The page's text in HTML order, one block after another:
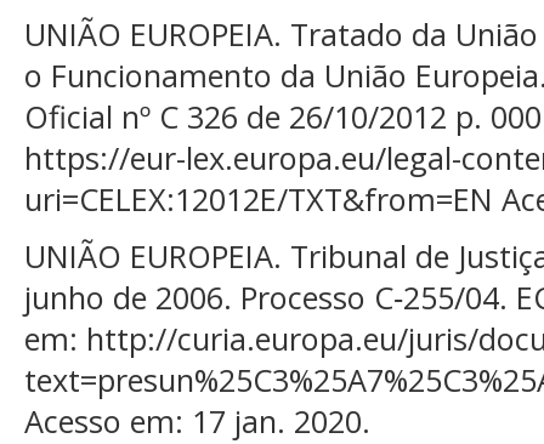
UNIÃO EUROPEIA. Tratado da
o Funcionamento da União
Oficial nº C 326 de 26/10/2012 p.
https://eur-lex.europa.eu/legal-
uri=CELEX:12012E/TXT&from=EN
UNIÃO EUROPEIA. Tribunal de
junho de 2006. Processo C‑255/04.
em: http://curia.europa.eu/juris/
Acesso em: 17 jan. 2020.